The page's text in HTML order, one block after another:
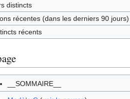
distincts
récentes (dans les derniers 90 jours)
récents
__SOMMAIRE__